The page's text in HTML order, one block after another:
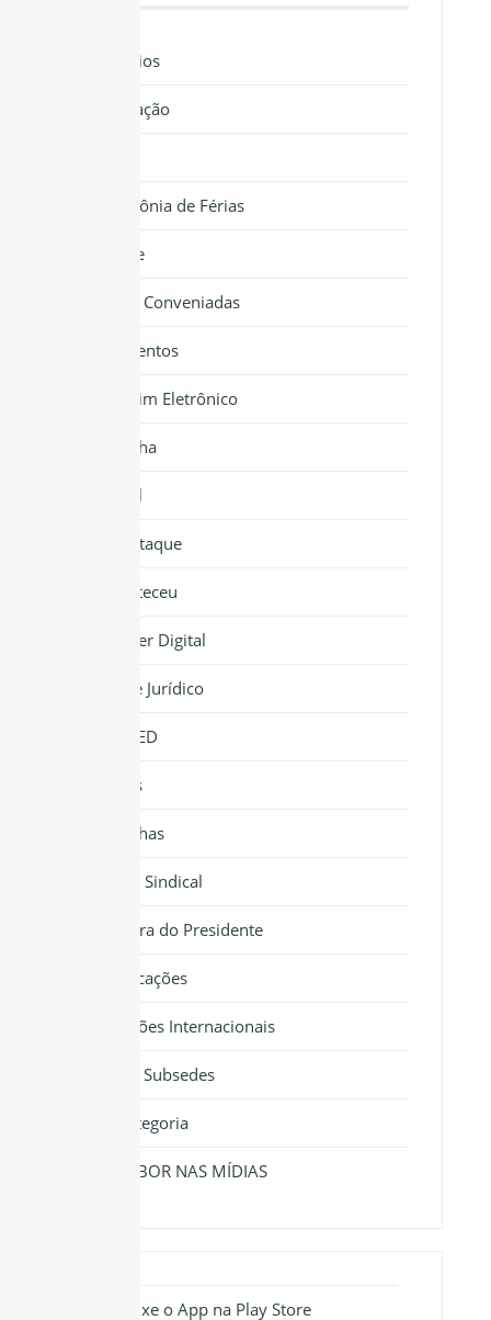
Benefícios
Educação
Colônia de Férias
Saúde
Clínicas Conveniadas
Documentos
Boletim Eletrônico
Cartilha
Jornal
Em Destaque
Aconteceu
Banner Digital
Informe Jurídico
NIPOMED
Notícias
Cartilhas
Força Sindical
Palavra do Presidente
Publicações
Relações Internacionais
Sedes e Subsedes
Sem categoria
SINTRABOR NAS MÍDIAS
Baixe o App na Play Store